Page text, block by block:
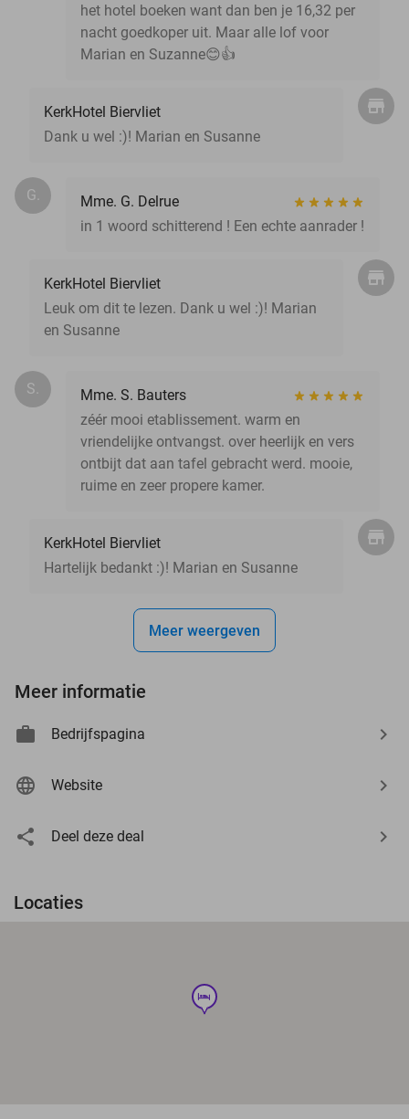
het hotel boeken want dan ben je 16,32 per
nacht goedkoper uit. Maar alle lof voor
Marian en Suzanne😊👍
KerkHotel Biervliet
Dank u wel :)! Marian en Susanne
G.
Mme. G. Delrue
in 1 woord schitterend ! Een echte aanrader !
KerkHotel Biervliet
Leuk om dit te lezen. Dank u wel :)! Marian
en Susanne
S.
Mme. S. Bauters
zéér mooi etablissement. warm en
vriendelijke ontvangst. over heerlijk en vers
ontbijt dat aan tafel gebracht werd. mooie,
ruime en zeer propere kamer.
KerkHotel Biervliet
Hartelijk bedankt :)! Marian en Susanne
Meer weergeven
Meer informatie
Bedrijfspagina
Website
Deel deze deal
Locaties
hotel